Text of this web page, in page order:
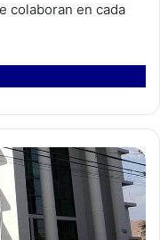
colaboran en cada